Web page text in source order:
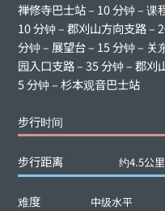
禅修寺巴士站 – 10 分钟 – 课
10 分钟 – 郡刈山方向支路 –
分钟 – 展望台 – 15 分钟 – 关
园入口支路 – 35 分钟 – 郡刈
5 分钟 – 杉本观音巴士站
步行时间
步行距离 约4.5公里
难度 中级水平